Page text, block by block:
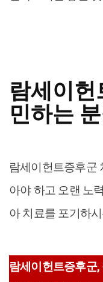
람세이
민하는
람세이헌트증후군
아야 하고 오랜 노
아 치료를 포기하
람세이헌트증후군